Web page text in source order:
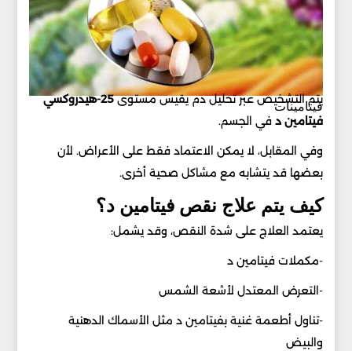
فيتامينات
يتم التشخيص عبر تحليل دم يقيس مستوى
25-هيدروكسي
فيتامين د في الجسم.
وفي المقابل، لا يمكن الاعتماد فقط على الأعراض. لأن
بعضها قد يتشابه مع مشاكل صحية أخرى.
كيف يتم علاج نقص فيتامين د؟
يعتمد العلاج على شدة النقص، وقد يشمل:
-مكملات فيتامين د
-التعرض المعتدل لأشعة الشمس
-تناول أطعمة غنية بفيتامين د مثل الأسماك الدهنية
والبيض